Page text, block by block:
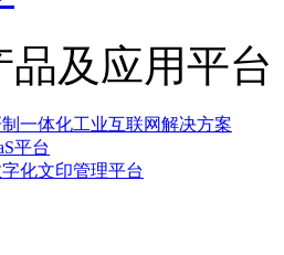
品及应用平台
一体化工业互联网解决方案
平台
化文印管理平台